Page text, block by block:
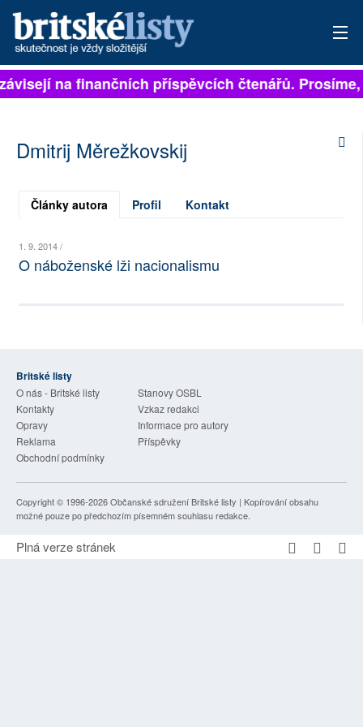
PŘIHLÁSIT
ARCHIV
ROZHOVORY
NEJČTENĚJŠÍ ZA 7 DNÍ
SOCIÁLNÍ SÍTĚ
RUBRIKY
PLNÁ VERZE STRÁNEK
na finančních příspěvcích čtenářů.
Dmitrij Měrežkovskij
Články autora Profil Kontakt
1. 9. 2014 /
O náboženské lži nacionalismu
Britské listy
O nás - Britské listy
Stanovy OSBL
Kontakty
Vzkaz redakci
Opravy
Informace pro autory
Reklama
Příspěvky
Obchodní podmínky
Copyright © 1996-2026Občanské sdružení Britské listy | Kopírování obsahu
možné pouze po předchozím písemném souhlasu redakce.
Plná verze stránek